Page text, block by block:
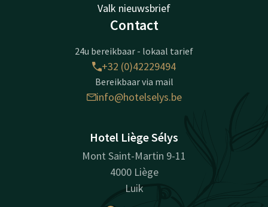
Valk nieuwsbrief
Contact
24u bereikbaar - lokaal tarief
+32 (0)42229494
Bereikbaar via mail
info@hotelselys.be
Hotel Liège Sélys
Mont Saint-Martin 9-11
4000 Liège
Luik